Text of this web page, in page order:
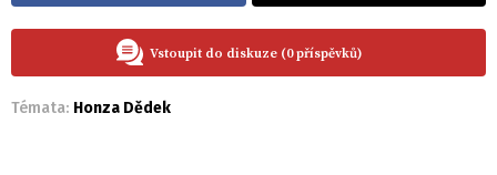
Vstoupit do diskuze (0 příspěvků)
Témata: Honza Dědek